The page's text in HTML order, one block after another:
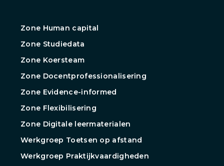
Zone Human capital
Zone Studiedata
Zone Koersteam
Zone Docentprofessionalisering
Zone Evidence-informed
Zone Flexibilisering
Zone Digitale leermaterialen
Werkgroep Toetsen op afstand
Werkgroep Praktijkvaardigheden